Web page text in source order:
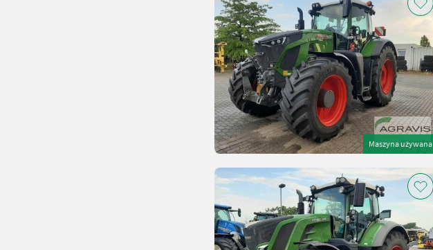
Maszyna używana